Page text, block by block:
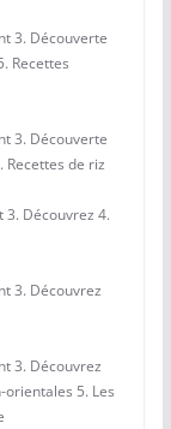
3. Découverte
Recettes
3. Découverte
de riz
3. Découvrez 4.
3. Découvrez
3. Découvrez
5. Les